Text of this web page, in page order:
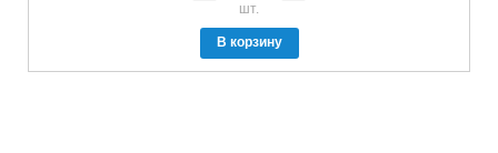
шт.
В корзину